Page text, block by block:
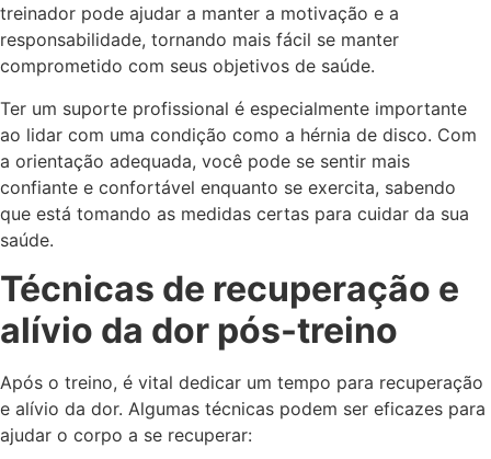
treinador pode ajudar a manter a motivação e a
responsabilidade, tornando mais fácil se manter
comprometido com seus objetivos de saúde.
Ter um suporte profissional é especialmente importante
ao lidar com uma condição como a hérnia de disco. Com
a orientação adequada, você pode se sentir mais
confiante e confortável enquanto se exercita, sabendo
que está tomando as medidas certas para cuidar da sua
saúde.
Técnicas de recuperação e
alívio da dor pós-treino
Após o treino, é vital dedicar um tempo para recuperação
e alívio da dor. Algumas técnicas podem ser eficazes para
ajudar o corpo a se recuperar: